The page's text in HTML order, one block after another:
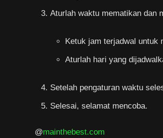
Aturlah waktu mematikan dan
Ketuk jam terjadwal untuk
Aturlah hari yang
Setelah pengaturan waktu
Selesai, selamat mencoba.
@mainthebest.com